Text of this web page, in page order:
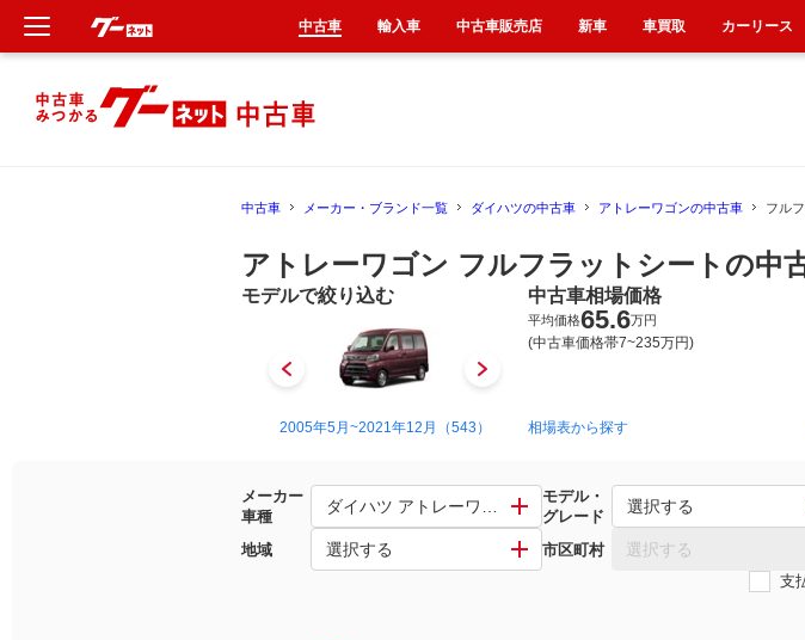
中古車 メーカー・ブランド一覧 ダイハツの中古車 アトレーワゴンの中古車 フル
アトレーワゴン フルフラットシートの中
モデルで絞り込む
2005年5月~2021年12月（543） 1999年6月~2005年5月（32）
中古車相場価格
平均価格65.6万円
(中古車価格帯7~235万円)
相場表から探す
メーカー
車種
ダイハツ アトレーワゴン
モデル・
グレード
選択する
地域 選択する 市区町村 選択する
支
中古車 輸入車 中古車販売店 新車 車買取 カーリース
新車